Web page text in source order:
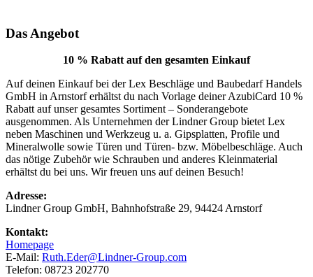
Das Angebot
10 % Rabatt auf den gesamten Einkauf
Auf deinen Einkauf bei der Lex Beschläge und Baubedarf Handels
GmbH in Arnstorf erhältst du nach Vorlage deiner AzubiCard 10 %
Rabatt auf unser gesamtes Sortiment – Sonderangebote
ausgenommen. Als Unternehmen der Lindner Group bietet Lex
neben Maschinen und Werkzeug u. a. Gipsplatten, Profile und
Mineralwolle sowie Türen und Türen- bzw. Möbelbeschläge. Auch
das nötige Zubehör wie Schrauben und anderes Kleinmaterial
erhältst du bei uns. Wir freuen uns auf deinen Besuch!
Adresse:
Lindner Group GmbH, Bahnhofstraße 29, 94424 Arnstorf
Kontakt:
Homepage
E-Mail: Ruth.Eder@Lindner-Group.com
Telefon: 08723 202770